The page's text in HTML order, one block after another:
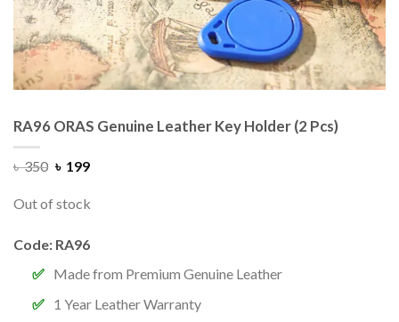
RA96 ORAS Genuine Leather Key Holder (2 Pcs)
৳350 ৳ 199
Out of stock
Code: RA96
Made from Premium Genuine Leather
1 Year Leather Warranty